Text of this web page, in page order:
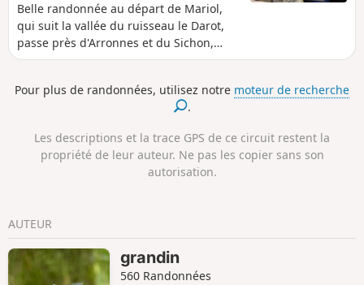
Belle randonnée au départ de Mariol,
qui suit la vallée du ruisseau le Darot,
passe près d'Arronnes et du Sichon,
puis revient sur les crêtes et se termine
l'Allier au premier plan et la Chaîne des
Pour plus de randonnées, utilisez notre moteur de recherche
.
Les descriptions et la trace GPS de ce circuit restent la
propriété de leur auteur. Ne pas les copier sans son
autorisation.
AUTEUR
grandin
560 Randonnées